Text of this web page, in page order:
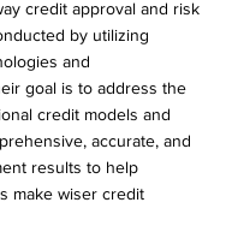
credit approval and risk
by utilizing
and
goal is to address the
credit models and
accurate, and
results to help
make wiser credit